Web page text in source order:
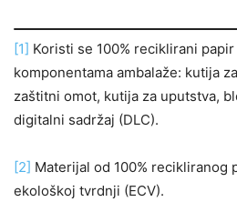
[1] Koristi se 100% reciklirani
komponentama ambalaže: kutija
zaštitni omot, kutija za uputstva,
digitalni sadržaj (DLC).
[2] Materijal od 100% recikliranog
ekološkoj tvrdnji (ECV).